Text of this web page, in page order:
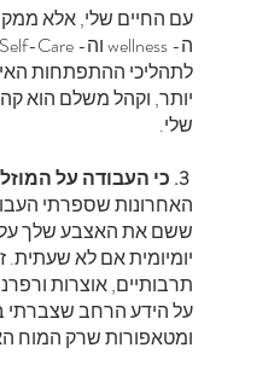
עם החיים שלי, אלא
לתהליכי ההתפתחות
יותר, וקהל משלם הוא
שלי.
ששם את האצבע שלך על
תרבותיים, אוצרות
על הידע הרחב שצברתי
ומטאפורות שרק המוח